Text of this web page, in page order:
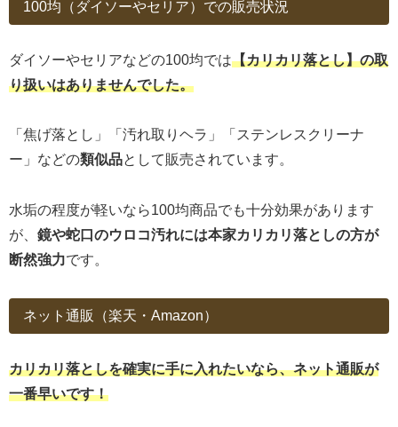
100均（ダイソーやセリア）での販売状況
ダイソーやセリアなどの100均では【カリカリ落とし】の取
り扱いはありませんでした。
「焦げ落とし」「汚れ取りヘラ」「ステンレスクリーナ
ー」などの類似品として販売されています。
水垢の程度が軽いなら100均商品でも十分効果があります
が、 鏡や蛇口のウロコ汚れには本家カリカリ落としの方が
断然強力です。
ネット通販（楽天・Amazon）
カリカリ落としを確実に手に入れたいなら、ネット通販が
一番早いです！